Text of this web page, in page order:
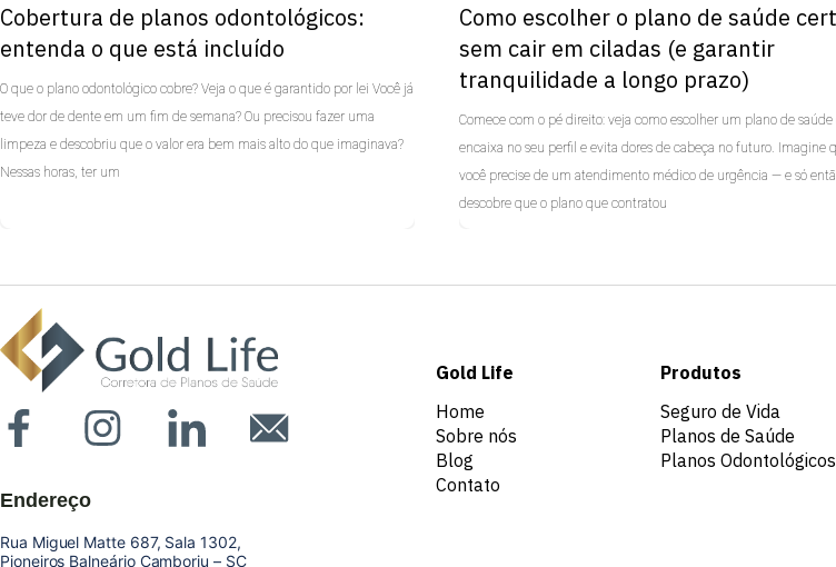
Uncategorized
Cobertura de planos odontológicos:
entenda o que está incluído
O que o plano odontológico cobre? Veja o que é garantido por lei Você já
teve dor de dente em um fim de semana? Ou precisou fazer uma
limpeza e descobriu que o valor era bem mais alto do que imaginava?
Nessas horas, ter um
Como escolher o plano de saúde
sem cair em ciladas (e garantir
tranquilidade a longo prazo)
Comece com o pé direito: veja como escolher um plano de saúde
encaixa no seu perfil e evita dores de cabeça no futuro. Imagine
você precise de um atendimento médico de urgência — e só
descobre que o plano que contratou
Endereço
Rua Miguel Matte 687, Sala 1302,
Pioneiros Balneário Camboriu – SC
Gold Life
Home
Sobre nós
Blog
Contato
Produtos
Seguro de Vida
Planos de Saúde
Planos Odontológicos